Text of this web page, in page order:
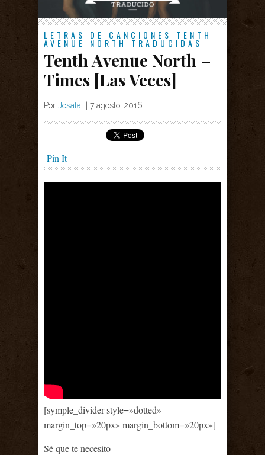
LETRAS DE CANCIONES TENTH
AVENUE NORTH TRADUCIDAS
Tenth Avenue North –
Times [Las Veces]
Por Josafat 7 agosto, 2016
Pin It
[symple_divider style=»dotted»
margin_top=»20px» margin_bottom=»20px»]
Sé que te necesito